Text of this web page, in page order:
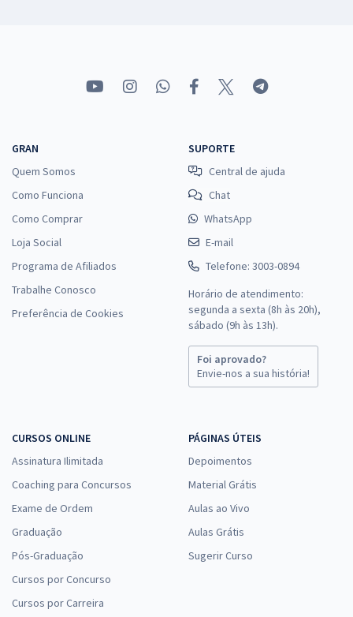
GRAN
Quem Somos
Como Funciona
Como Comprar
Loja Social
Programa de Afiliados
Trabalhe Conosco
Preferência de Cookies
SUPORTE
Central de ajuda
Chat
WhatsApp
E-mail
Telefone: 3003-0894
Horário de atendimento:
segunda a sexta (8h às 20h),
sábado (9h às 13h).
Foi aprovado?
Envie-nos a sua história!
CURSOS ONLINE
Assinatura Ilimitada
Coaching para Concursos
Exame de Ordem
Graduação
Pós-Graduação
Cursos por Concurso
Cursos por Carreira
PÁGINAS ÚTEIS
Depoimentos
Material Grátis
Aulas ao Vivo
Aulas Grátis
Sugerir Curso